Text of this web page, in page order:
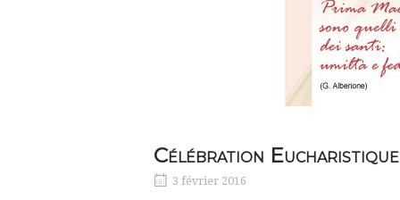
Célébration
3 février 2016